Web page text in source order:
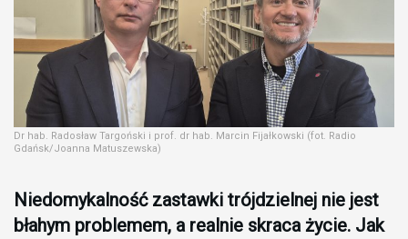
Dr hab. Radosław Targoński i prof. dr hab. Marcin Fijałkowski (fot. Radio
Gdańsk/Joanna Matuszewska)
Niedomykalność zastawki trójdzielnej nie jest
błahym problemem, a realnie skraca życie. Jak